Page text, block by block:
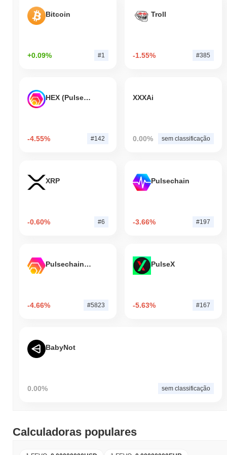
Bitcoin
+0.09% #1
Troll
-1.55% #385
HEX (Pulsechain)
-4.55% #142
XXXAi
0.00% sem classificação
XRP
-0.60% #6
Pulsechain
-3.66% #197
Pulsechain Bridged HEX (Pulsechain)
-4.66% #5823
PulseX
-5.63% #167
BabyNot
0.00% sem classificação
Calculadoras populares